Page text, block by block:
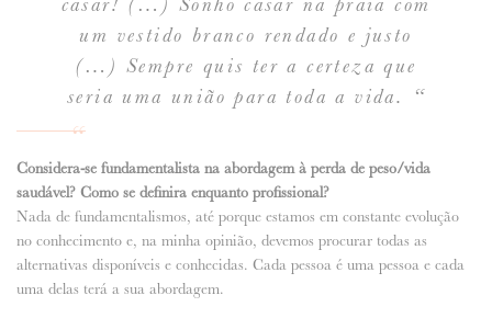
um vestido branco rendado e justo
(…) Sempre quis ter a certeza que
seria uma união para toda a vida. “
Considera-se fundamentalista na abordagem à perda de peso/vida
saudável? Como se definira enquanto profissional?
Nada de fundamentalismos, até porque estamos em constante evolução
no conhecimento e, na minha opinião, devemos procurar todas as
alternativas disponíveis e conhecidas. Cada pessoa é uma pessoa e cada
uma delas terá a sua abordagem.